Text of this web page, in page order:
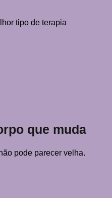
tipo de terapia
que muda
pode parecer velha.